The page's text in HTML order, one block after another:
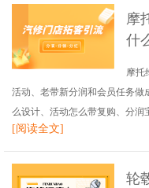
摩
什
摩托
活动、老带新分润和会员任务做
么设计、活动怎么带复购、分润
[阅读全文]
轮